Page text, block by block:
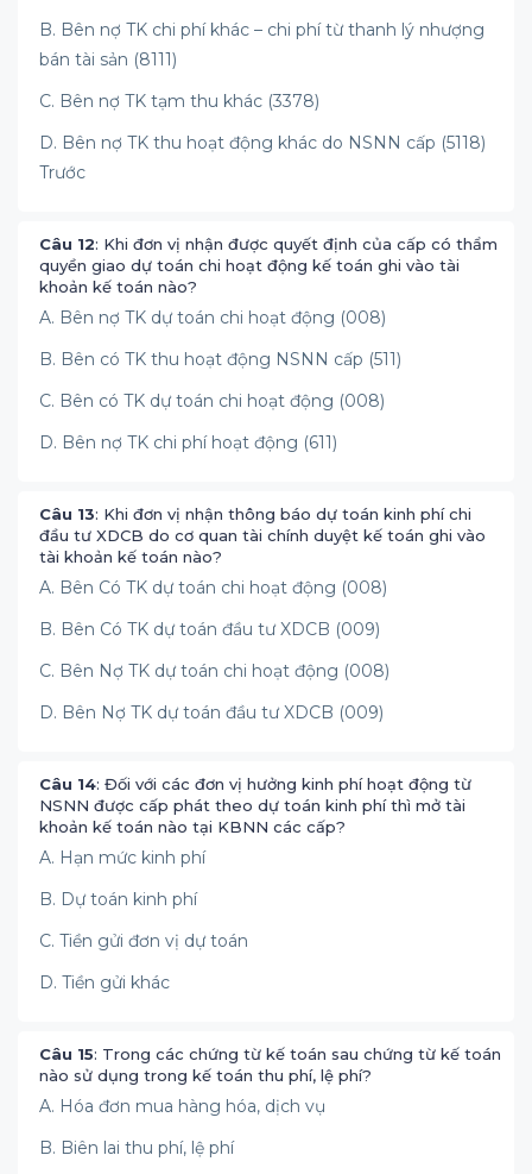
B. Bên nợ TK chi phí khác – chi phí từ thanh lý nhượng
bán tài sản (8111)
C. Bên nợ TK tạm thu khác (3378)
D. Bên nợ TK thu hoạt động khác do NSNN cấp (5118)
Trước
Câu 12: Khi đơn vị nhận được quyết định của cấp có thẩm
quyền giao dự toán chi hoạt động kế toán ghi vào tài
khoản kế toán nào?
A. Bên nợ TK dự toán chi hoạt động (008)
B. Bên có TK thu hoạt động NSNN cấp (511)
C. Bên có TK dự toán chi hoạt động (008)
D. Bên nợ TK chi phí hoạt động (611)
Câu 13: Khi đơn vị nhận thông báo dự toán kinh phí chi
đầu tư XDCB do cơ quan tài chính duyệt kế toán ghi vào
tài khoản kế toán nào?
A. Bên Có TK dự toán chi hoạt động (008)
B. Bên Có TK dự toán đầu tư XDCB (009)
C. Bên Nợ TK dự toán chi hoạt động (008)
D. Bên Nợ TK dự toán đầu tư XDCB (009)
Câu 14: Đối với các đơn vị hưởng kinh phí hoạt động từ
NSNN được cấp phát theo dự toán kinh phí thì mở tài
khoản kế toán nào tại KBNN các cấp?
A. Hạn mức kinh phí
B. Dự toán kinh phí
C. Tiền gửi đơn vị dự toán
D. Tiền gửi khác
Câu 15: Trong các chứng từ kế toán sau chứng từ kế toán
nào sử dụng trong kế toán thu phí, lệ phí?
A. Hóa đơn mua hàng hóa, dịch vụ
B. Biên lai thu phí, lệ phí